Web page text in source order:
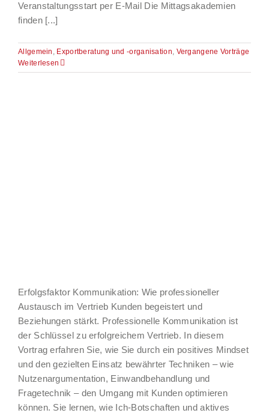
Veranstaltungsstart per E-Mail Die Mittagsakademien
finden [...]
Allgemein , Exportberatung und -organisation, Vergangene Vorträge
Weiterlesen
Erfolgsfaktor Kommunikation: Wie professioneller
Austausch im Vertrieb Kunden begeistert und
Beziehungen stärkt. Professionelle Kommunikation ist
der Schlüssel zu erfolgreichem Vertrieb. In diesem
Vortrag erfahren Sie, wie Sie durch ein positives Mindset
und den gezielten Einsatz bewährter Techniken – wie
Nutzenargumentation, Einwandbehandlung und
Fragetechnik – den Umgang mit Kunden optimieren
können. Sie lernen, wie Ich-Botschaften und aktives